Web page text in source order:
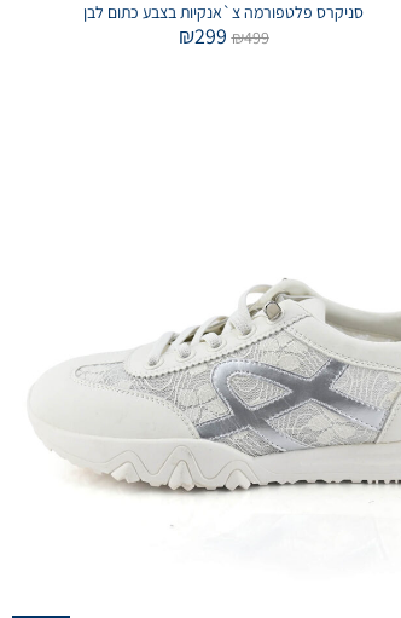
סניקרס פלטפורמה צ`אנקיות בצבע כתום לבן
₪499
₪299